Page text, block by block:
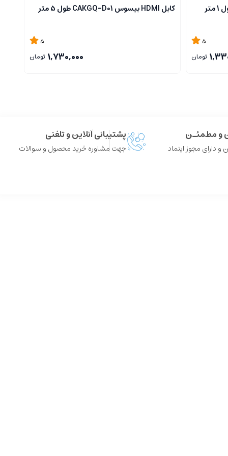
5
تومان
کابل HDMI بیسوس CAKGQ-D01 طول ۵ متر
5
1,730,000 تومان
و مطمئـن
و دارای مجوز اینماد
پشتیبانی آنلاین و تلفنی
جهت مشاوره خرید محصول و سوالات